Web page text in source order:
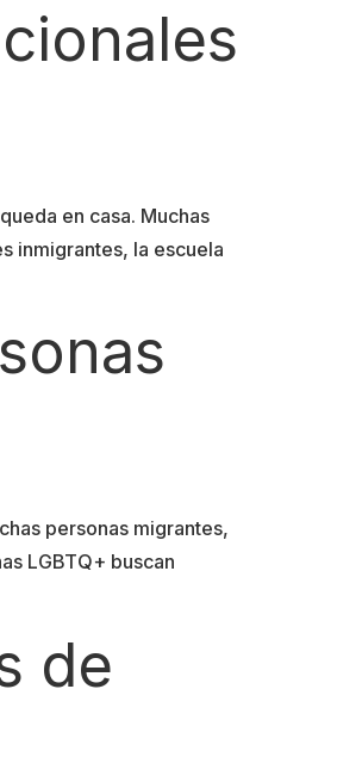
en casa. Muchas
inmigrantes, la escuela
personas migrantes,
LGBTQ+ buscan
de